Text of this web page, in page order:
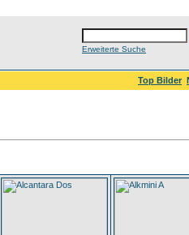
Erweiterte Suche
Top Bilder